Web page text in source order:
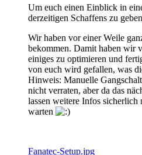
Um euch einen Einblick in
derzeitigen Schaffens zu
Wir haben vor einer Weile
bekommen. Damit haben wir
einiges zu optimieren und
von euch wird gefallen, was
Hinweis: Manuelle
nicht verraten, aber da das
lassen weitere Infos sicherlich
warten
Fanatec-Setup.jpg